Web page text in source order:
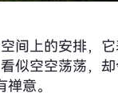
间上的安排，
空空荡荡，却
意。